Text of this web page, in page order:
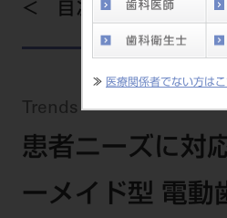
≫ 医療関係者でない方は
目次を見る
Trends
患者ニーズに対
ーメイド型 電動
製品情報
製品情報トップ
製品カテゴリ
チェア・ユニット
X線撮影装置・器具関
お客様相談センター
製品サポート情報
製品から探す
セミナー・イベント
全てのセミナー・イベント
開業支援